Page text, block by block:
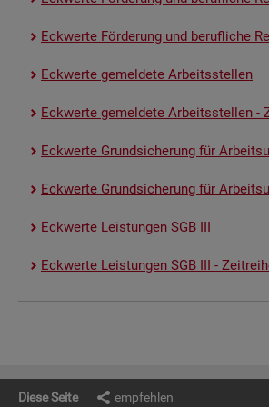
Eck­wer­te För­de­rung und be­ruf­li­che
Eck­wer­te ge­mel­de­te Ar­beits­stel­len
Eck­wer­te ge­mel­de­te Ar­beits­stel­len -
Eck­wer­te Grund­si­che­rung für
Eck­wer­te Grund­si­che­rung für
Eck­wer­te Leis­tun­gen SGB III
Eck­wer­te Leis­tun­gen SGB III -
Diese Seite empfehlen